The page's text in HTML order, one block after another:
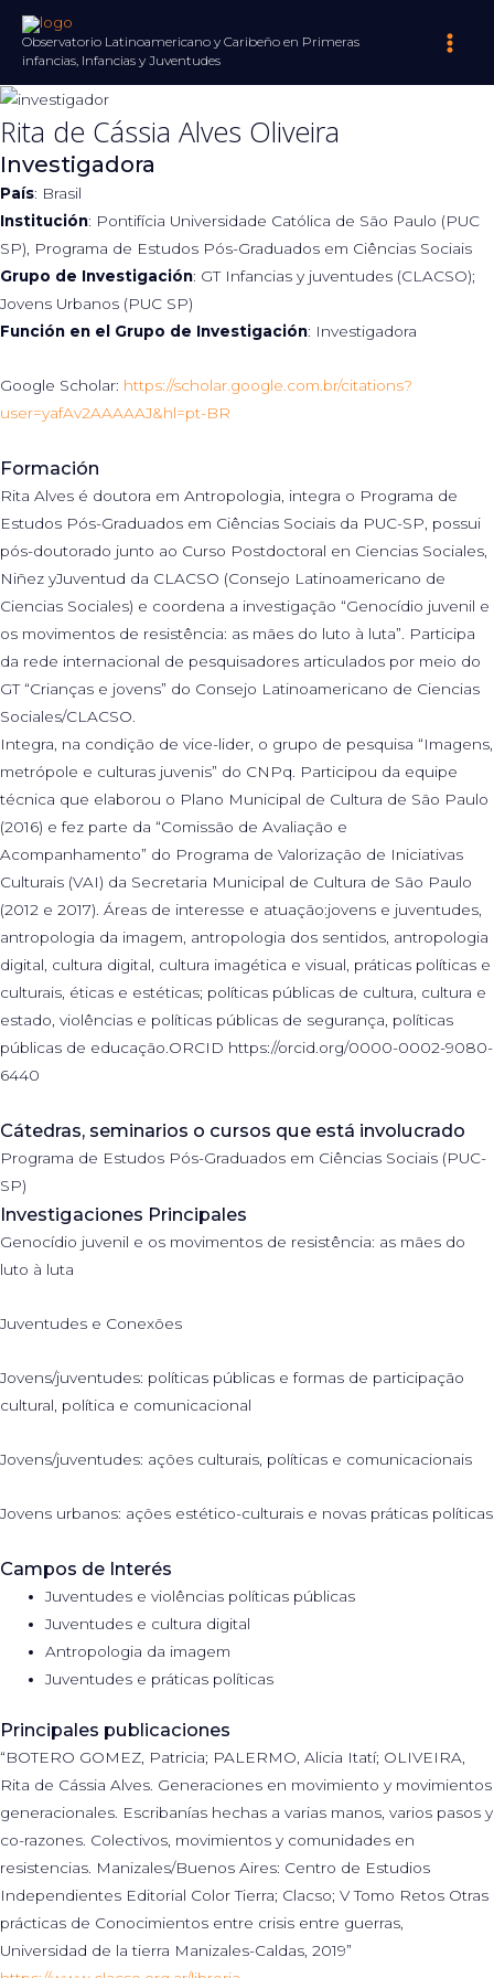
contenido
Observatorio Latinoamericano y Caribeño en Primeras
infancias, Infancias y Juventudes
Main
Rita de Cássia Alves Oliveira
Investigadora
País: Brasil
Institución: Pontifícia Universidade Católica de São Paulo (PUC
SP), Programa de Estudos Pós-Graduados em Ciências Sociais
Grupo de Investigación: GT Infancias y juventudes (CLACSO);
Jovens Urbanos (PUC SP)
Función en el Grupo de Investigación: Investigadora
Google Scholar: https://scholar.google.com.br/citations?
user=yafAv2AAAAAJ&hl=pt-BR
Formación
Rita Alves é doutora em Antropologia, integra o Programa de
Estudos Pós-Graduados em Ciências Sociais da PUC-SP, possui
pós-doutorado junto ao Curso Postdoctoral en Ciencias Sociales,
Niñez yJuventud da CLACSO (Consejo Latinoamericano de
Ciencias Sociales) e coordena a investigação “Genocídio juvenil e
os movimentos de resistência: as mães do luto à luta”. Participa
da rede internacional de pesquisadores articulados por meio do
GT “Crianças e jovens” do Consejo Latinoamericano de Ciencias
Sociales/CLACSO.
Integra, na condição de vice-lider, o grupo de pesquisa “Imagens,
metrópole e culturas juvenis” do CNPq. Participou da equipe
técnica que elaborou o Plano Municipal de Cultura de São Paulo
(2016) e fez parte da “Comissão de Avaliação e
Acompanhamento” do Programa de Valorização de Iniciativas
Culturais (VAI) da Secretaria Municipal de Cultura de São Paulo
(2012 e 2017). Áreas de interesse e atuação:jovens e juventudes,
antropologia da imagem, antropologia dos sentidos, antropologia
digital, cultura digital, cultura imagética e visual, práticas políticas e
culturais, éticas e estéticas; políticas públicas de cultura, cultura e
estado, violências e políticas públicas de segurança, políticas
públicas de educação.ORCID https://orcid.org/0000-0002-9080-
6440
Cátedras, seminarios o cursos que está involucrado
Programa de Estudos Pós-Graduados em Ciências Sociais (PUC-
SP)
Investigaciones Principales
Genocídio juvenil e os movimentos de resistência: as mães do
luto à luta
Juventudes e Conexões
Jovens/juventudes: políticas públicas e formas de participação
cultural, política e comunicacional
Jovens/juventudes: ações culturais, políticas e comunicacionais
Jovens urbanos: ações estético-culturais e novas práticas políticas
Campos de Interés
Juventudes e violências políticas públicas
Juventudes e cultura digital
Antropologia da imagem
Juventudes e práticas políticas
Principales publicaciones
“BOTERO GOMEZ, Patricia; PALERMO, Alicia Itatí; OLIVEIRA,
Rita de Cássia Alves. Generaciones en movimiento y movimientos
generacionales. Escribanías hechas a varias manos, varios pasos y
co-razones. Colectivos, movimientos y comunidades en
resistencias. Manizales/Buenos Aires: Centro de Estudios
Independientes Editorial Color Tierra; Clacso; V Tomo Retos Otras
prácticas de Conocimientos entre crisis entre guerras,
Universidad de la tierra Manizales-Caldas, 2019”